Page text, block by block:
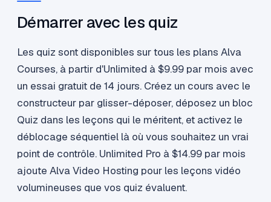
Démarrer avec les quiz
Les quiz sont disponibles sur tous les plans Alva
Courses, à partir d'Unlimited à $9.99 par mois avec
un essai gratuit de 14 jours. Créez un cours avec le
constructeur par glisser-déposer, déposez un bloc
Quiz dans les leçons qui le méritent, et activez le
déblocage séquentiel là où vous souhaitez un vrai
point de contrôle. Unlimited Pro à $14.99 par mois
ajoute Alva Video Hosting pour les leçons vidéo
volumineuses que vos quiz évaluent.